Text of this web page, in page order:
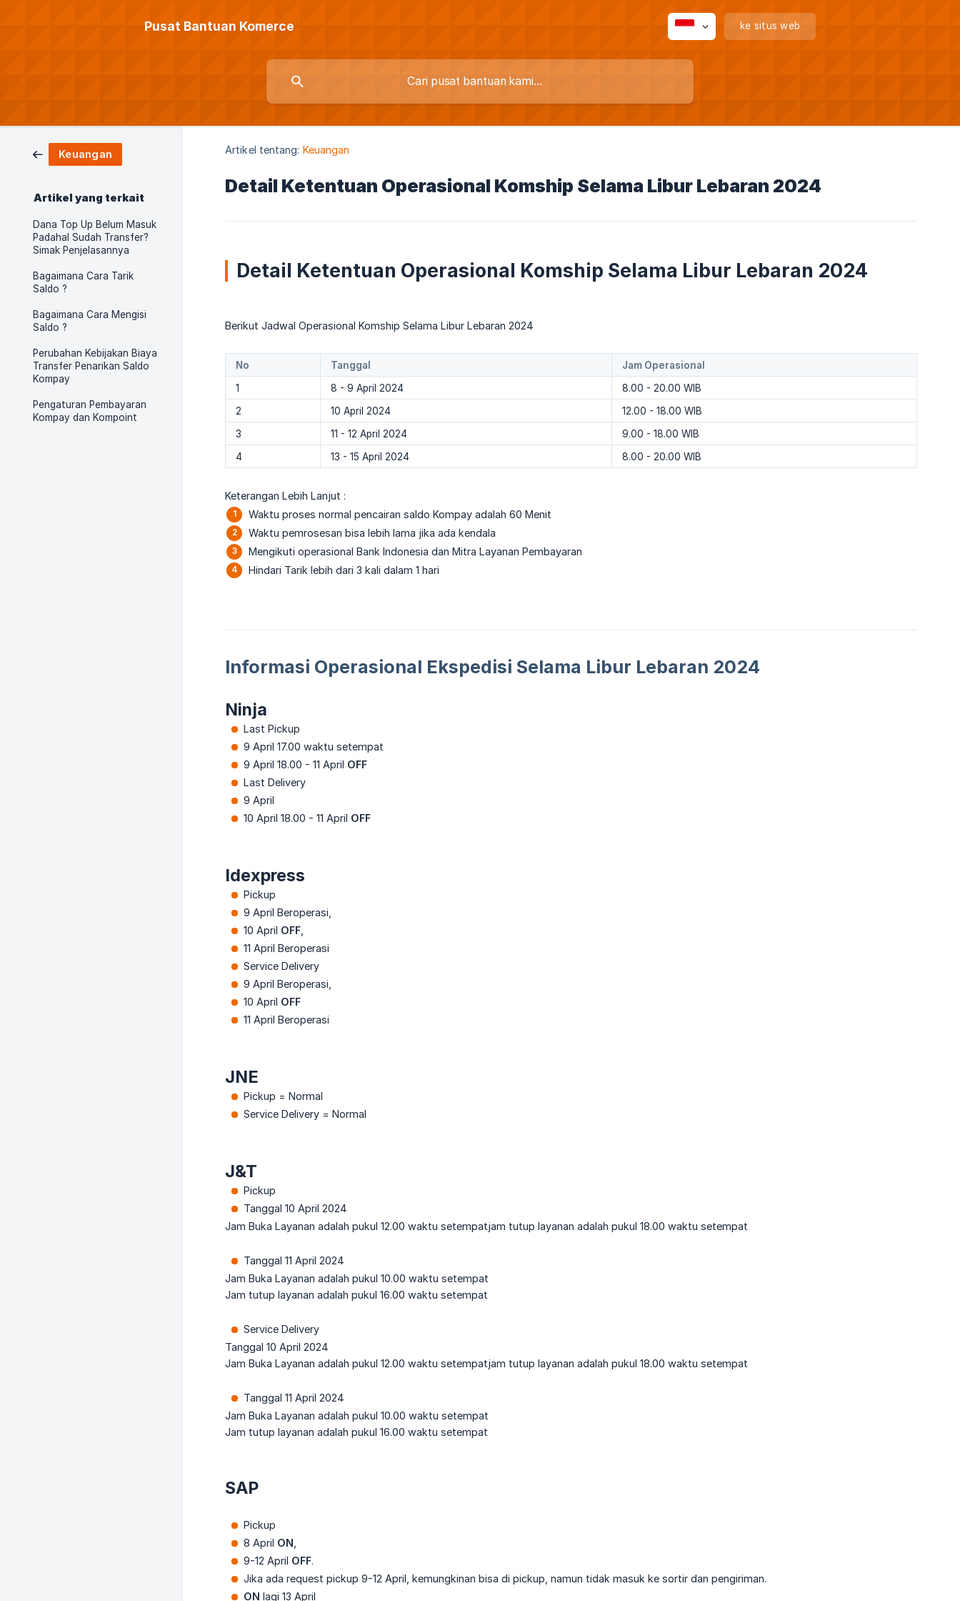
Pusat Bantuan Komerce ke situs web
Keuangan
Artikel yang terkait
Dana Top Up Belum Masuk
Padahal Sudah Transfer?
Simak Penjelasannya
Bagaimana Cara Tarik
Saldo ?
Bagaimana Cara Mengisi
Saldo ?
Perubahan Kebijakan Biaya
Transfer Penarikan Saldo
Kompay
Pengaturan Pembayaran
Kompay dan Kompoint
Artikel tentang: Keuangan
Detail Ketentuan Operasional Komship Selama Libur Lebaran 2024
Detail Ketentuan Operasional Komship Selama Libur Lebaran 2024
Berikut Jadwal Operasional Komship Selama Libur Lebaran 2024
No Tanggal
Jam Operasional
1
8 - 9 April 2024
8.00 - 20.00 WIB
2
10 April 2024
12.00 - 18.00 WIB
3
11 - 12 April 2024
9.00 - 18.00 WIB
4
13 - 15 April 2024 8.00 - 20.00 WIB
Keterangan Lebih Lanjut :
Waktu proses normal pencairan saldo Kompay adalah 60 Menit
Waktu pemrosesan bisa lebih lama jika ada kendala
Mengikuti operasional Bank Indonesia dan Mitra Layanan Pembayaran
Hindari Tarik lebih dari 3 kali dalam 1 hari
Informasi Operasional Ekspedisi Selama Libur Lebaran 2024
Ninja
Last Pickup
9 April 17.00 waktu setempat
9 April 18.00 - 11 April OFF
Last Delivery
9 April
10 April 18.00 - 11 April OFF
Idexpress
Pickup
9 April Beroperasi,
10 April OFF
11 April Beroperasi
Service Delivery
9 April Beroperasi,
10 April OFF
11 April Beroperasi
JNE
Pickup = Normal
Service Delivery = Normal
J&T
Pickup
Tanggal 10 April 2024
Jam Buka Layanan adalah pukul 12.00 waktu setempatjam tutup layanan adalah pukul 18.00 waktu setempat
Tanggal 11 April 2024
Jam Buka Layanan adalah pukul 10.00 waktu setempat
Jam tutup layanan adalah pukul 16.00 waktu setempat
Service Delivery
Tanggal 10 April 2024
Jam Buka Layanan adalah pukul 12.00 waktu setempatjam tutup layanan adalah pukul 18.00 waktu setempat
Tanggal 11 April 2024
Jam Buka Layanan adalah pukul 10.00 waktu setempat
Jam tutup layanan adalah pukul 16.00 waktu setempat
SAP
Pickup
8 April ON
9-12 April OFF.
Jika ada request pickup 9-12 April, kemungkinan bisa di pickup, namun tidak masuk ke sortir dan pengiriman.
ON lagi 13 April